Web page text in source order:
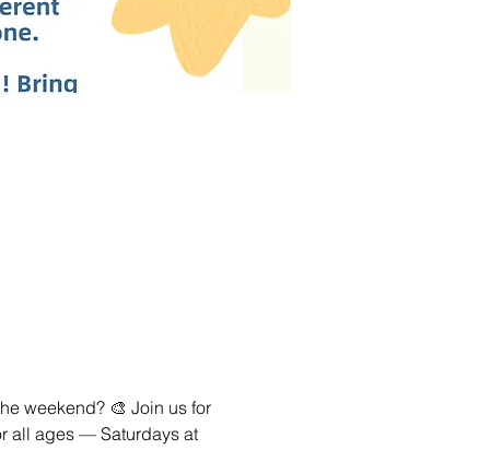
weekend? 🎨 Join us for
all ages — Saturdays at